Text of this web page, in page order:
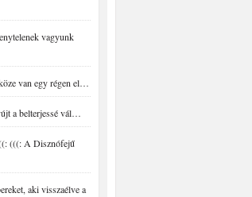
vagyunk
van egy régen el…
a belterjessé vál…
(((: A Disznófejű
aki visszaélve a